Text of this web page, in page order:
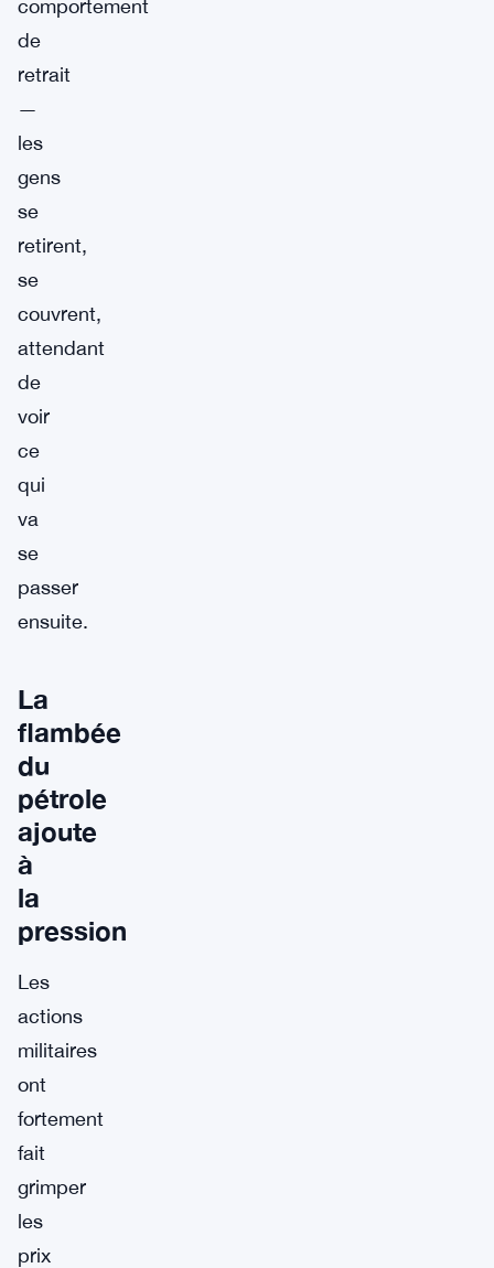
comportement
de
retrait
—
les
gens
se
retirent,
se
couvrent,
attendant
de
voir
ce
qui
va
se
passer
ensuite.
La
flambée
du
pétrole
ajoute
à
la
pression
Les
actions
militaires
ont
fortement
fait
grimper
les
prix